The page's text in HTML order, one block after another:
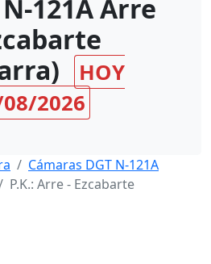
121A Arre
HOY
2026
Cámaras DGT N-121A
P.K.: Arre - Ezcabarte